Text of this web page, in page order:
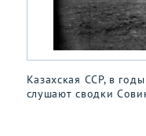
Казахская ССР, в
слушают сводки